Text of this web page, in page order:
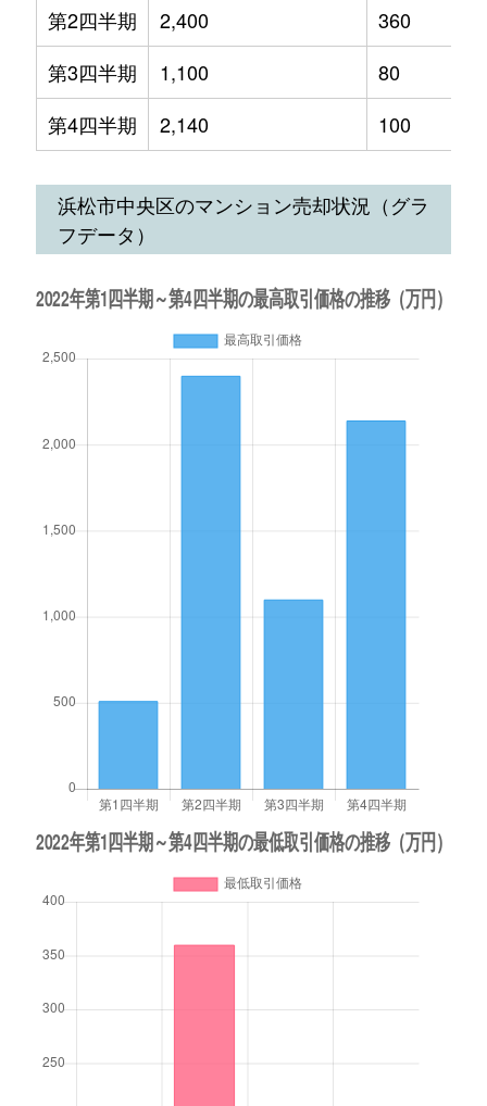
第2四半期 2,400
360
第3四半期
1,100
80
第4四半期
2,140 100
浜松市中央区のマンション売却状況（グラ
フデータ）